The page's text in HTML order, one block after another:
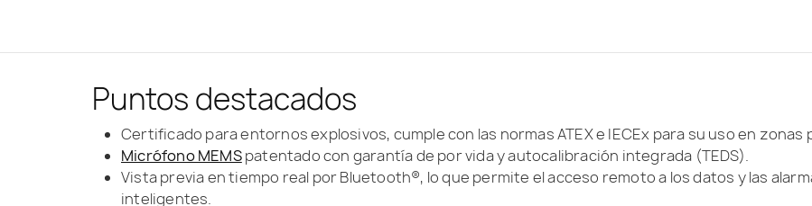
Puntos destacados
Certificado para entornos explosivos, cumple con las normas ATEX e IECEx para su uso en zonas
Micrófono MEMSpatentado con garantía de por vida y autocalibración integrada (TEDS).
Vista previa en tiempo real por Bluetooth®, lo que permite el acceso remoto a los datos y las
inteligentes.